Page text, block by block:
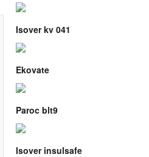
Isover kv 041
Ekovate
Paroc blt9
Isover insulsafe